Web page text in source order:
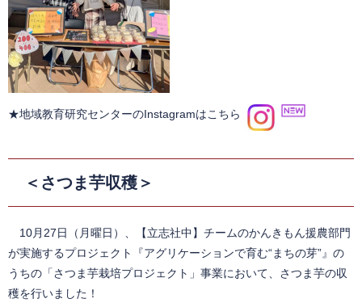
​★地域教育研究センターのInstagramはこちら
＜さつま芋収穫＞
10月27日（月曜日）、【立志社中】チームのかんきもん援農部門
が実施するプロジェクト『アグリケーションで育む“まちの芽”』の
うちの「さつま芋栽培プロジェクト」事業において、さつま芋の収
穫を行いました！